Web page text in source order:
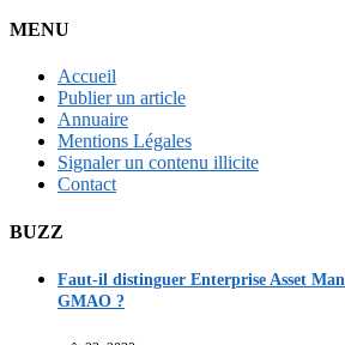
MENU
Accueil
Publier un article
Annuaire
Mentions Légales
Signaler un contenu illicite
Contact
BUZZ
Faut-il distinguer Enterprise Asset
GMAO ?